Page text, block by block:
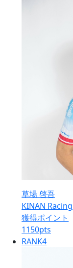
草場 啓吾
KINAN
獲得ポイント
1150pts
RANK4